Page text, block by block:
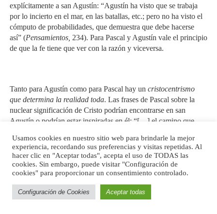
explícitamente a san Agustín: “Agustín ha visto que se trabaja
por lo incierto en el mar, en las batallas, etc.; pero no ha visto el
cómputo de probabilidades, que demuestra que debe hacerse
así” (Pensamientos, 234). Para Pascal y Agustín vale el principio
de que la fe tiene que ver con la razón y viceversa.
Tanto para Agustín como para Pascal hay un cristocentrismo
que determina la realidad toda. Las frases de Pascal sobre la
nuclear significación de Cristo podrían encontrarse en san
Agustín o podrían estar inspiradas en él: “[…] el camino que
Dios. Pues éste es el mediador entre Dios y los hombres, el
hombre Cristo Jesús. Por la parte que es mediador, por la parte
que es hombre, por ahí es también el camino: […] el único
camino por completo seguro contra todos los errores”.
Usamos cookies en nuestro sitio web para brindarle la mejor
experiencia, recordando sus preferencias y visitas repetidas. Al
hacer clic en "Aceptar todas", acepta el uso de TODAS las
cookies. Sin embargo, puede visitar "Configuración de
cookies" para proporcionar un consentimiento controlado.
Configuración de Cookies Aceptar todas